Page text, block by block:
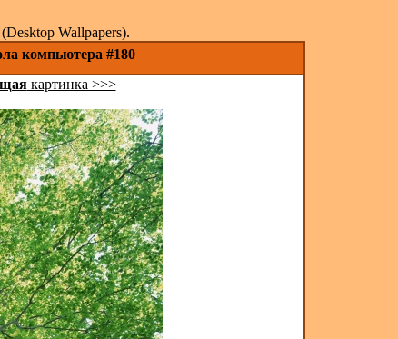
Wallpapers).
компьютера #180
картинка >>>